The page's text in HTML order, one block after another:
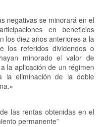
negativas se minorará en el
en beneficios
los diez años anteriores a la
los referidos dividendos o
minorado el valor de
la aplicación de un régimen
la eliminación de la doble
las rentas obtenidas en el
permanente”